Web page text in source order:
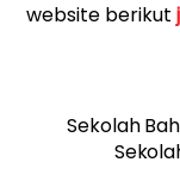
website berikut
Sekolah